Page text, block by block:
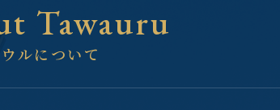
Tawauru
ルについて